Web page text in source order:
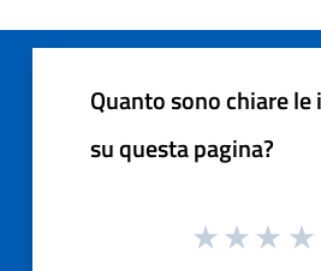
Quanto sono chiare
su questa pagina?